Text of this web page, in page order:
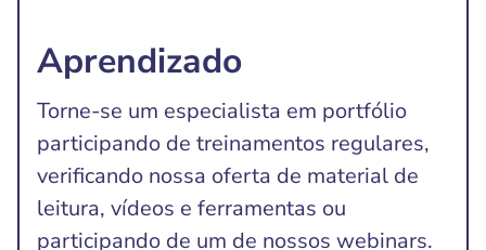
Aprendizado
Torne-se um especialista em portfólio
participando de treinamentos regulares,
verificando nossa oferta de material de
leitura, vídeos e ferramentas ou
participando de um de nossos webinars.